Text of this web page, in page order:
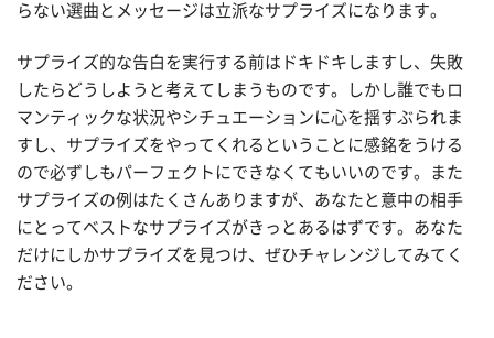
らない選曲とメッセージは立派なサプライズになります。
サプライズ的な告白を実行する前はドキドキしますし、失敗
したらどうしようと考えてしまうものです。しかし誰でもロ
マンティックな状況やシチュエーションに心を揺すぶられま
すし、サプライズをやってくれるということに感銘をうける
ので必ずしもパーフェクトにできなくてもいいのです。また
サプライズの例はたくさんありますが、あなたと意中の相手
にとってベストなサプライズがきっとあるはずです。あなた
だけにしかサプライズを見つけ、ぜひチャレンジしてみてく
ださい。